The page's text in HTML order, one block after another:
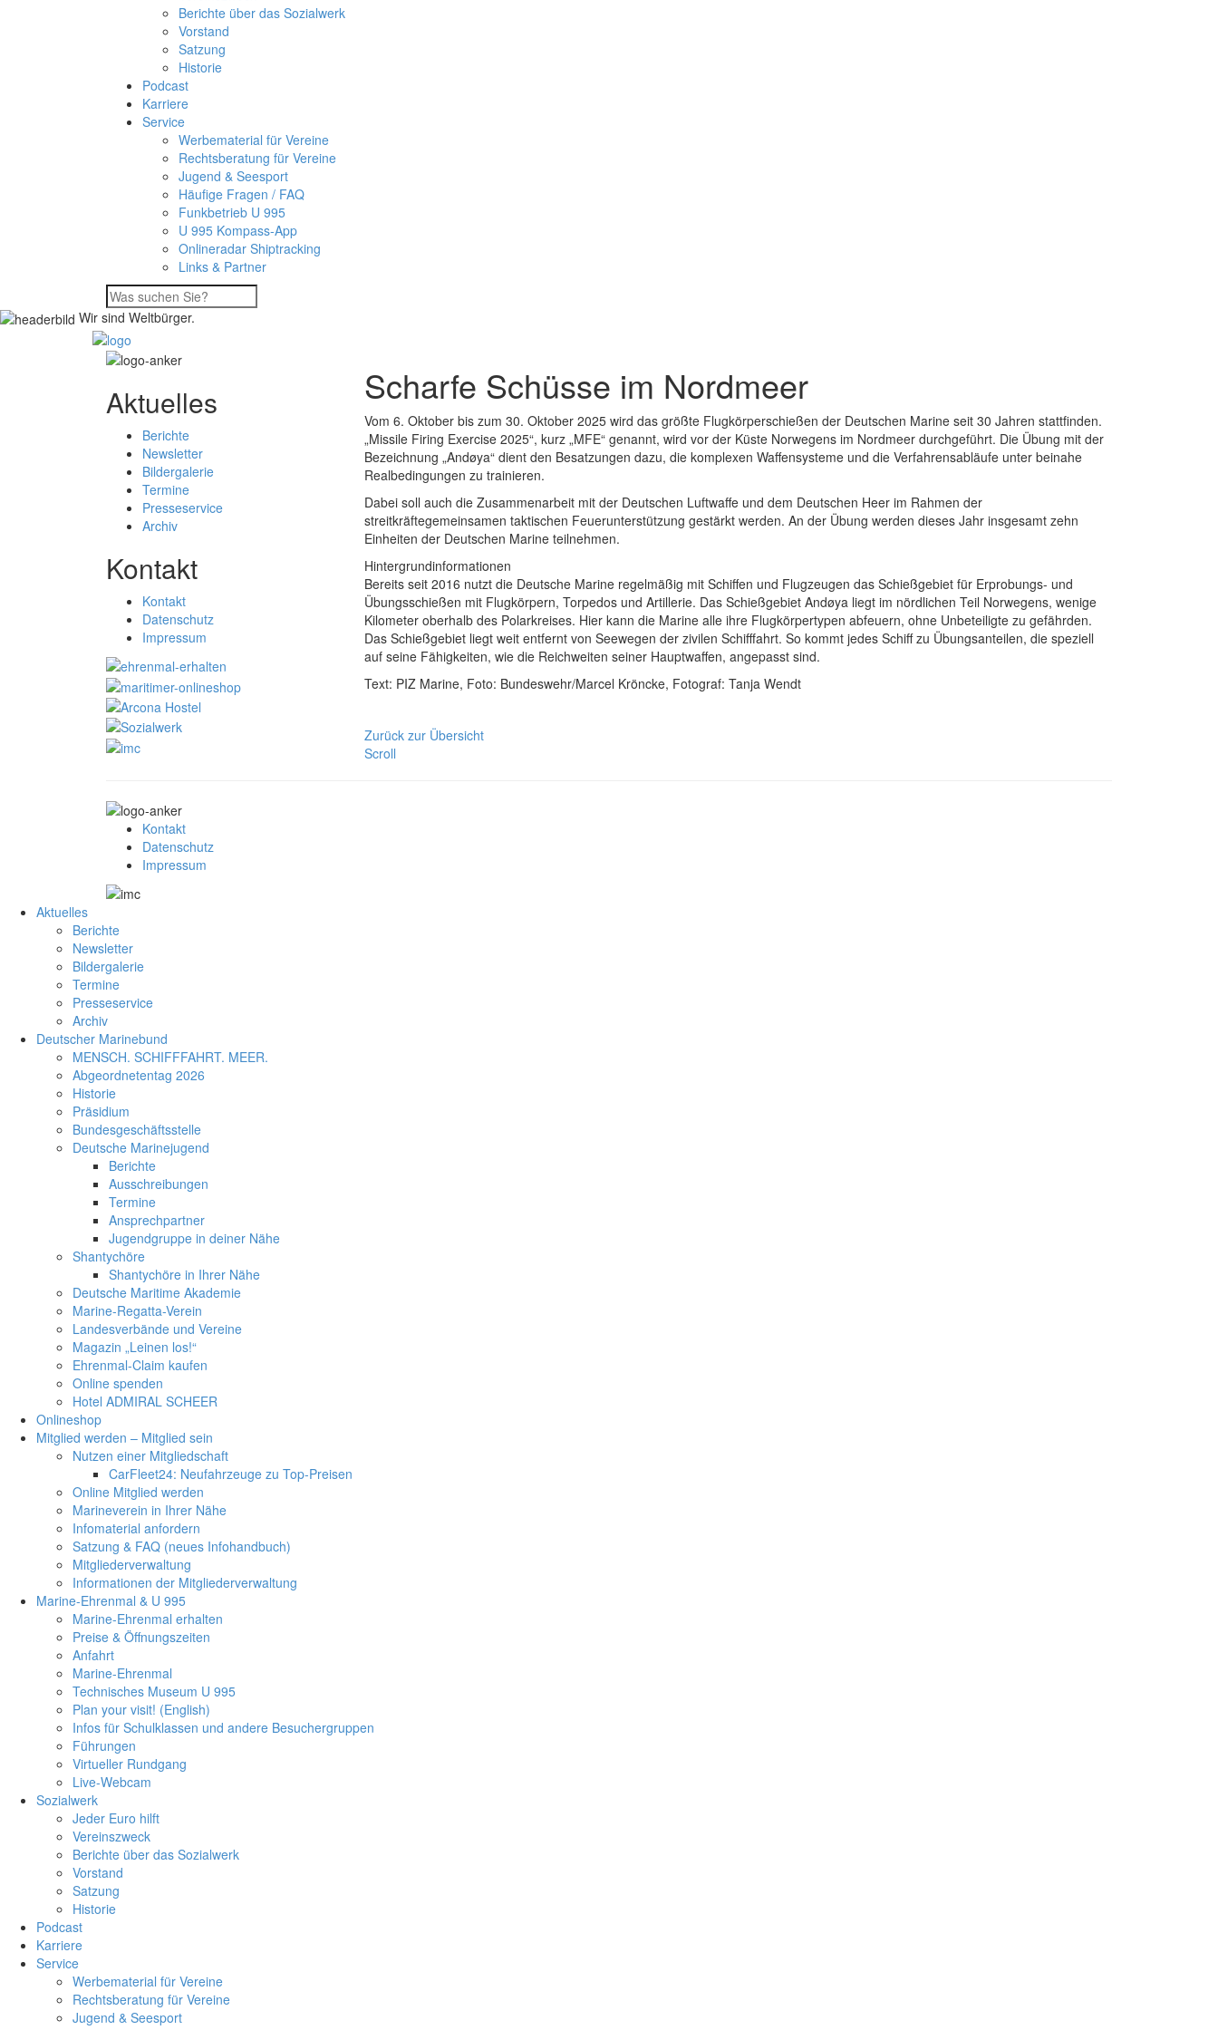
Berichte über das Sozialwerk
Vorstand
Satzung
Historie
Podcast
Karriere
Service
Werbematerial für Vereine
Rechtsberatung für Vereine
Jugend & Seesport
Häufige Fragen / FAQ
Funkbetrieb U 995
U 995 Kompass-App
Onlineradar Shiptracking
Links & Partner
Wir sind Weltbürger.
Aktuelles
Berichte
Newsletter
Bildergalerie
Termine
Presseservice
Archiv
Kontakt
Kontakt
Datenschutz
Impressum
Scharfe Schüsse im Nordmeer
Vom 6. Oktober bis zum 30. Oktober 2025 wird das größte Flugkörperschießen der Deutschen Marine seit 30 Jahren stattfinden.
„Missile Firing Exercise 2025“, kurz „MFE“ genannt, wird vor der Küste Norwegens im Nordmeer durchgeführt. Die Übung mit der
Bezeichnung „Andøya“ dient den Besatzungen dazu, die komplexen Waffensysteme und die Verfahrensabläufe unter beinahe
Realbedingungen zu trainieren.
Dabei soll auch die Zusammenarbeit mit der Deutschen Luftwaffe und dem Deutschen Heer im Rahmen der
streitkräftegemeinsamen taktischen Feuerunterstützung gestärkt werden. An der Übung werden dieses Jahr insgesamt zehn
Einheiten der Deutschen Marine teilnehmen.
Hintergrundinformationen
Bereits seit 2016 nutzt die Deutsche Marine regelmäßig mit Schiffen und Flugzeugen das Schießgebiet für Erprobungs- und
Übungsschießen mit Flugkörpern, Torpedos und Artillerie. Das Schießgebiet Andøya liegt im nördlichen Teil Norwegens, wenige
Kilometer oberhalb des Polarkreises. Hier kann die Marine alle ihre Flugkörpertypen abfeuern, ohne Unbeteiligte zu gefährden.
Das Schießgebiet liegt weit entfernt von Seewegen der zivilen Schifffahrt. So kommt jedes Schiff zu Übungsanteilen, die speziell
auf seine Fähigkeiten, wie die Reichweiten seiner Hauptwaffen, angepasst sind.
Text: PIZ Marine, Foto: Bundeswehr/Marcel Kröncke, Fotograf: Tanja Wendt
Zurück zur Übersicht
Scroll
Kontakt
Datenschutz
Impressum
Aktuelles
Berichte
Newsletter
Bildergalerie
Termine
Presseservice
Archiv
Deutscher Marinebund
MENSCH. SCHIFFFAHRT. MEER.
Abgeordnetentag 2026
Historie
Präsidium
Bundesgeschäftsstelle
Deutsche Marinejugend
Berichte
Ausschreibungen
Termine
Ansprechpartner
Jugendgruppe in deiner Nähe
Shantychöre
Shantychöre in Ihrer Nähe
Deutsche Maritime Akademie
Marine-Regatta-Verein
Landesverbände und Vereine
Magazin „Leinen los!“
Ehrenmal-Claim kaufen
Online spenden
Hotel ADMIRAL SCHEER
Onlineshop
Mitglied werden – Mitglied sein
Nutzen einer Mitgliedschaft
CarFleet24: Neufahrzeuge zu Top-Preisen
Online Mitglied werden
Marineverein in Ihrer Nähe
Infomaterial anfordern
Satzung & FAQ (neues Infohandbuch)
Mitgliederverwaltung
Informationen der Mitgliederverwaltung
Marine-Ehrenmal & U 995
Marine-Ehrenmal erhalten
Preise & Öffnungszeiten
Anfahrt
Marine-Ehrenmal
Technisches Museum U 995
Plan your visit! (English)
Infos für Schulklassen und andere Besuchergruppen
Führungen
Virtueller Rundgang
Live-Webcam
Sozialwerk
Jeder Euro hilft
Vereinszweck
Berichte über das Sozialwerk
Vorstand
Satzung
Historie
Podcast
Karriere
Service
Werbematerial für Vereine
Rechtsberatung für Vereine
Jugend & Seesport